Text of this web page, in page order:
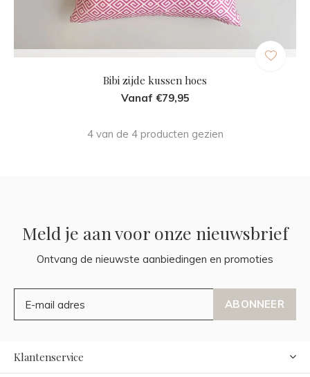
Bibi zijde kussen hoes
Vanaf €79,95
4 van de 4 producten gezien
Meld je aan voor onze nieuwsbrief
Ontvang de nieuwste aanbiedingen en promoties
ABONNEER
Klantenservice